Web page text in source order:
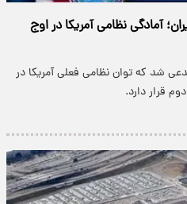
آمادگی نظامی آمریکا در اوج
شد که توان نظامی فعلی آمریکا در
قرار دارد.